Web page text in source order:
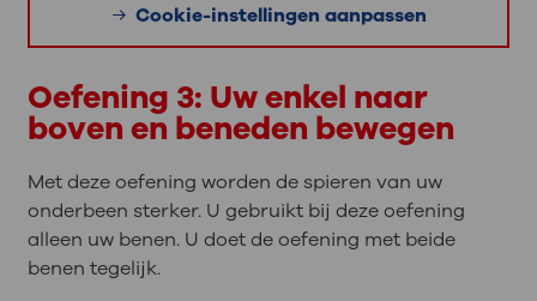
Cookie-instellingen aanpassen
Oefening 3: Uw enkel naar
boven en beneden bewegen
Met deze oefening worden de spieren van uw
onderbeen sterker. U gebruikt bij deze oefening
alleen uw benen. U doet de oefening met beide
benen tegelijk.